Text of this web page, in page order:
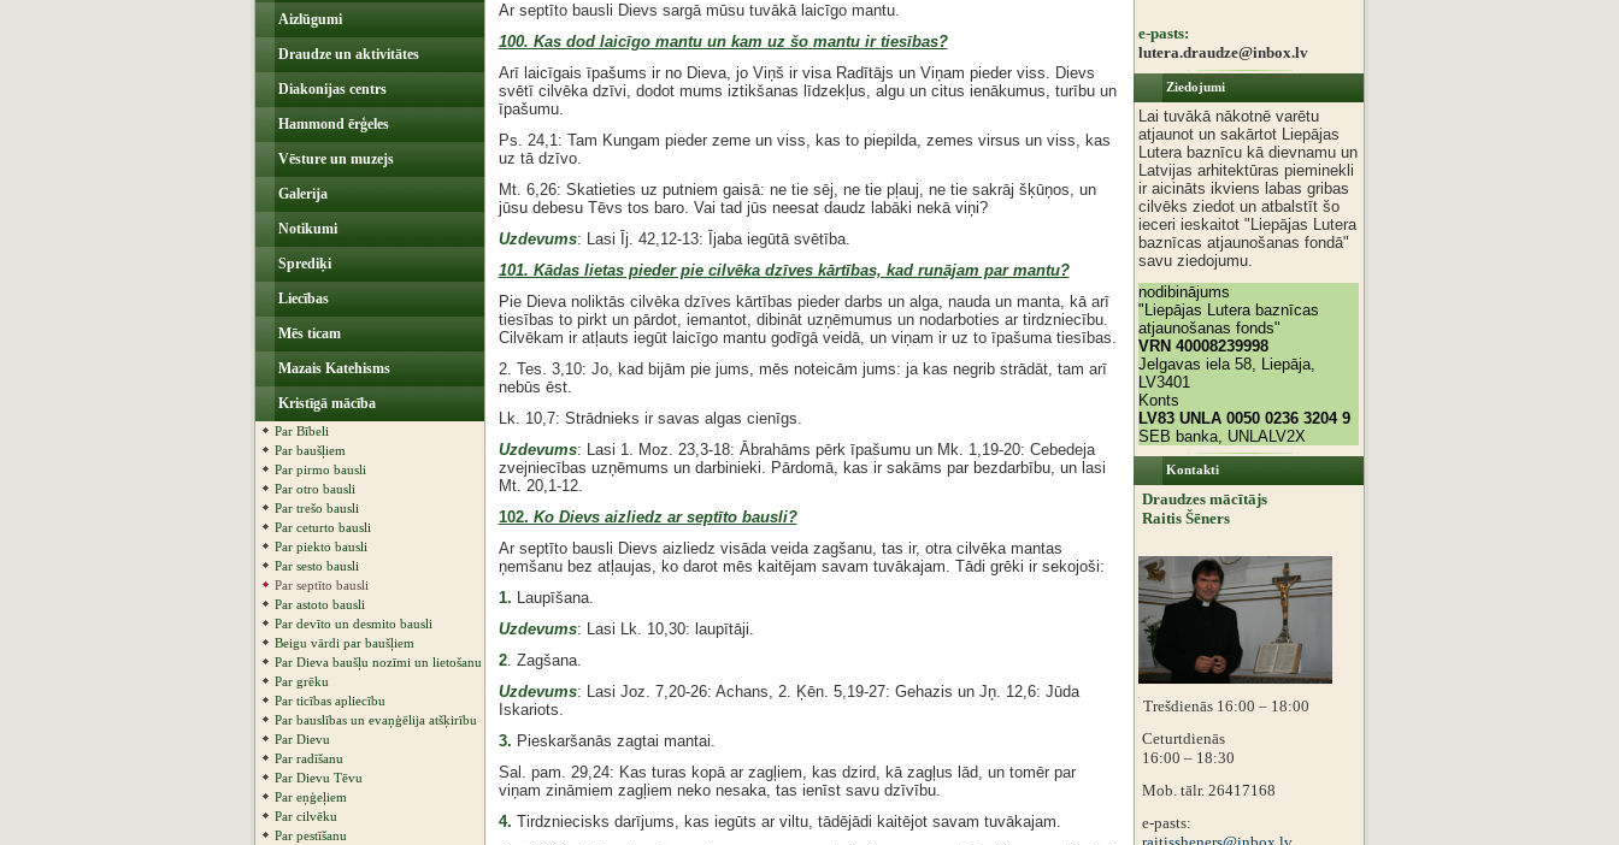
Aizlūgumi
Draudze un aktivitātes
Diakonijas centrs
Hammond ērģeles
Vēsture un muzejs
Galerija
Notikumi
Sprediķi
Liecības
Mēs ticam
Mazais Katehisms
Kristīgā mācība
Par Bībeli
Par baušļiem
Par pirmo bausli
Par otro bausli
Par trešo bausli
Par ceturto bausli
Par piekto bausli
Par sesto bausli
Par septīto bausli
Par astoto bausli
Par devīto un desmito bausli
Beigu vārdi par baušļiem
Par Dieva baušļu nozīmi un lietošanu
Par grēku
Par ticības apliecību
Par bauslības un evaņģēlija atšķirību
Par Dievu
Par radīšanu
Par Dievu Tēvu
Par eņģeļiem
Par cilvēku
Par pestīšanu
Ar septīto bausli Dievs sargā mūsu tuvākā laicīgo mantu.
100. Kas dod laicīgo mantu un kam uz šo mantu ir tiesības?
Arī laicīgais īpašums ir no Dieva, jo Viņš ir visa Radītājs un Viņam pieder viss. Dievs
svētī cilvēka dzīvi, dodot mums iztikšanas līdzekļus, algu un citus ienākumus, turību un
īpašumu.
Ps. 24,1: Tam Kungam pieder zeme un viss, kas to piepilda, zemes virsus un viss, kas
uz tā dzīvo.
Mt. 6,26: Skatieties uz putniem gaisā: ne tie sēj, ne tie pļauj, ne tie sakrāj šķūņos, un
jūsu debesu Tēvs tos baro. Vai tad jūs neesat daudz labāki nekā viņi?
Uzdevums: Lasi Īj. 42,12-13: Ījaba iegūtā svētība.
101. Kādas lietas pieder pie cilvēka dzīves kārtības, kad runājam par mantu?
Pie Dieva noliktās cilvēka dzīves kārtības pieder darbs un alga, nauda un manta, kā arī
tiesības to pirkt un pārdot, iemantot, dibināt uzņēmumus un nodarboties ar tirdzniecību.
Cilvēkam ir atļauts iegūt laicīgo mantu godīgā veidā, un viņam ir uz to īpašuma tiesības.
2. Tes. 3,10: Jo, kad bijām pie jums, mēs noteicām jums: ja kas negrib strādāt, tam arī
nebūs ēst.
Lk. 10,7: Strādnieks ir savas algas cienīgs.
Uzdevums: Lasi 1. Moz. 23,3-18: Ābrahāms pērk īpašumu un Mk. 1,19-20: Cebedeja
zvejniecības uzņēmums un darbinieki. Pārdomā, kas ir sakāms par bezdarbību, un lasi
Mt. 20,1-12.
102. Ko Dievs aizliedz ar septīto bausli?
Ar septīto bausli Dievs aizliedz visāda veida zagšanu, tas ir, otra cilvēka mantas
ņemšanu bez atļaujas, ko darot mēs kaitējam savam tuvākajam. Tādi grēki ir sekojoši:
1. Laupīšana.
Uzdevums: Lasi Lk. 10,30: laupītāji.
2. Zagšana.
Uzdevums: Lasi Joz. 7,20-26: Achans, 2. Ķēn. 5,19-27: Gehazis un Jņ. 12,6: Jūda
Iskariots.
3. Pieskaršanās zagtai mantai.
Sal. pam. 29,24: Kas turas kopā ar zagļiem, kas dzird, kā zagļus lād, un tomēr par
viņam zināmiem zagļiem neko nesaka, tas ienīst savu dzīvību.
4. Tirdzniecisks darījums, kas iegūts ar viltu, tādējādi kaitējot savam tuvākajam.
e-pasts:
lutera.draudze@inbox.lv
Ziedojumi
Lai tuvākā nākotnē varētu
atjaunot un sakārtot Liepājas
Lutera baznīcu kā dievnamu un
Latvijas arhitektūras pieminekli
ir aicināts ikviens labas gribas
cilvēks ziedot un atbalstīt šo
ieceri ieskaitot "Liepājas Lutera
baznīcas atjaunošanas fondā"
savu ziedojumu.
nodibinājums
"Liepājas Lutera baznīcas
atjaunošanas fonds"
VRN 40008239998
Jelgavas iela 58, Liepāja,
LV3401
Konts
LV83 UNLA 0050 0236 3204 9
SEB banka, UNLALV2X
Kontakti
Draudzes mācītājs
Raitis Šēners
Trešdienās 16:00 – 18:00
Ceturtdienās
16:00 – 18:30
Mob. tālr. 26417168
e-pasts: